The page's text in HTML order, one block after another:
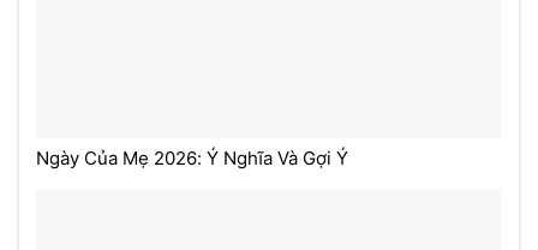
Ngày Của Mẹ 2026: Ý Nghĩa Và Gợi Ý